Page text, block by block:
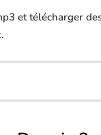
et télécharger